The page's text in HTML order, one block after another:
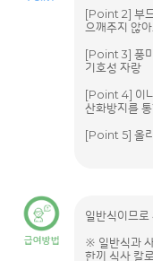
[Point 2] 부
으깨주지 않
[Point 3] 풍
기호성 자랑
[Point 4] 이
산화방지를
[Point 5] 올
일반식이므로
※ 일반식과
한끼 식사 칼